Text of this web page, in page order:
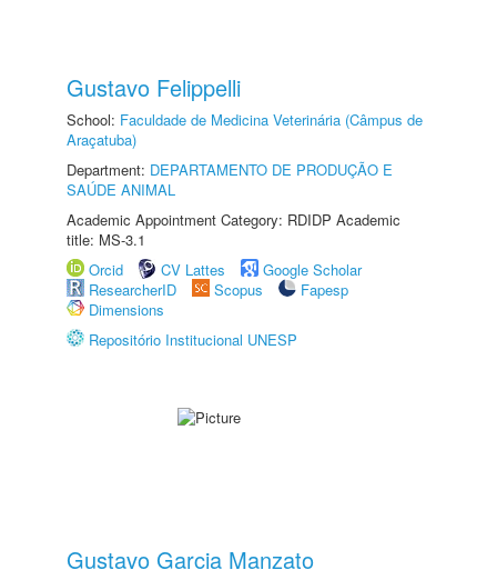
Gustavo Felippelli
School: Faculdade de Medicina Veterinária (Câmpus de
Araçatuba)
Department: DEPARTAMENTO DE PRODUÇÃO E
SAÚDE ANIMAL
Academic Appointment Category: RDIDP Academic
title: MS-3.1
Orcid
CV Lattes
Google Scholar
ResearcherID
Scopus
Fapesp
Dimensions
Repositório Institucional UNESP
Gustavo Garcia Manzato